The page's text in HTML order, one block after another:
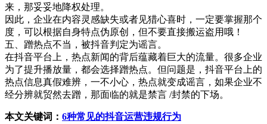
来，那妥妥地降权处理。
因此，企业在内容灵感缺失或者见猎心喜时，一定要掌握那个
度，可以根据自身特点伪原创，但不要直接搬运盗用哦！
五、蹭热点不当，被抖音判定为谣言。
在抖音平台上，热点新闻的背后蕴藏着巨大的流量。很多企业
为了提升播放量，都会选择蹭热点。但问题是，抖音平台上的
热点信息真假难辨，一不小心，热点就变成谣言，如果企业不
经分辨就贸然去蹭，那面临的就是禁言 /封禁的下场。
本文关键词： 6种常见的抖音运营违规行为